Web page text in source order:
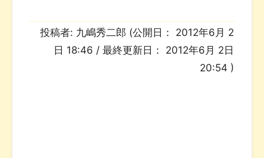
投稿者: 九嶋秀二郎 (公開日： 2012年6月 2
日 18:46 / 最終更新日： 2012年6月 2日
20:54 )